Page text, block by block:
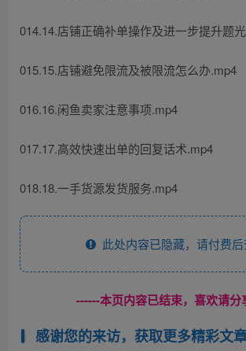
014.14.店铺正确补单操作及进一步提升题
015.15.店铺避免限流及被限流怎么办.mp4
016.16.闲鱼卖家注意事项.mp4
017.17.高效快速出单的回复话术.mp4
018.18.一手货源发货服务.mp4
此处内容已隐藏，请付费后
------本页内容已结束，喜欢请分
感谢您的来访，获取更多精彩文